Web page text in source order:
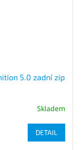
5.0 zadní zip
Skladem
DETAIL